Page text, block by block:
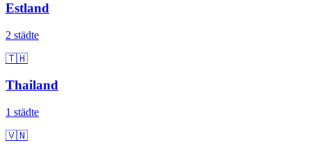
Estland
2 städte
🇹🇭
Thailand
1 städte
🇻🇳